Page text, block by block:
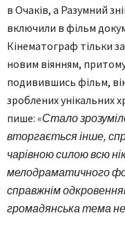
в Очаків, а Разумний
включили в фільм
Кінематограф тільки
новим віянням,
подивившись фільм,
зроблених унікальних
пише: «Стало
вторгається інше,
чарівною силою всю
мелодраматичного
справжнім
громадянська тема